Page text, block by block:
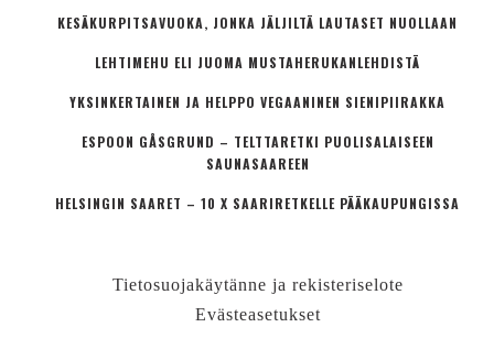
KESÄKURPITSAVUOKA, JONKA JÄLJILTÄ LAUTASET NUOLLAAN
LEHTIMEHU ELI JUOMA MUSTAHERUKANLEHDISTÄ
YKSINKERTAINEN JA HELPPO VEGAANINEN SIENIPIIRAKKA
ESPOON GÅSGRUND – TELTTARETKI PUOLISALAISEEN
SAUNASAAREEN
HELSINGIN SAARET – 10 X SAARIRETKELLE PÄÄKAUPUNGISSA
Tietosuojakäytänne ja rekisteriselote
Evästeasetukset